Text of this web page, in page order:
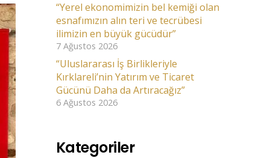
“Yerel ekonomimizin bel kemiği olan
esnafımızın alın teri ve tecrübesi
ilimizin en büyük gücüdür”
7 Ağustos 2026
“Uluslararası İş Birlikleriyle
Kırklareli’nin Yatırım ve Ticaret
Gücünü Daha da Artıracağız”
6 Ağustos 2026
Kategoriler